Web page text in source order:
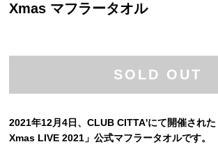
Xmas マフラータオル
SOLD OUT
2021年12月4日、CLUB CITTA'にて開催され
Xmas LIVE 2021」公式マフラータオルです。